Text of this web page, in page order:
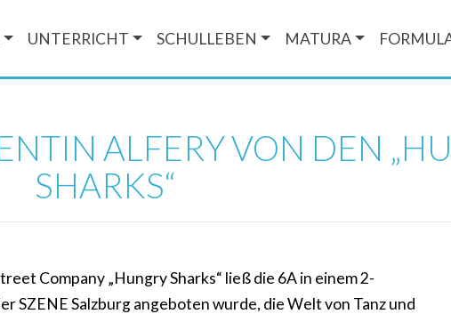
UNTERRICHT SCHULLEBEN MATURA
ALFERY VON DEN
SHARKS“
Company „Hungry Sharks“ ließ die 6A in einem 2-
SZENE Salzburg angeboten wurde, die Welt von Tanz und